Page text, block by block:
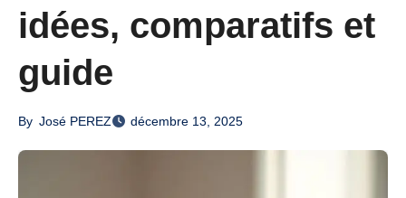
idées, comparatifs et
guide
By José PEREZ décembre 13, 2025